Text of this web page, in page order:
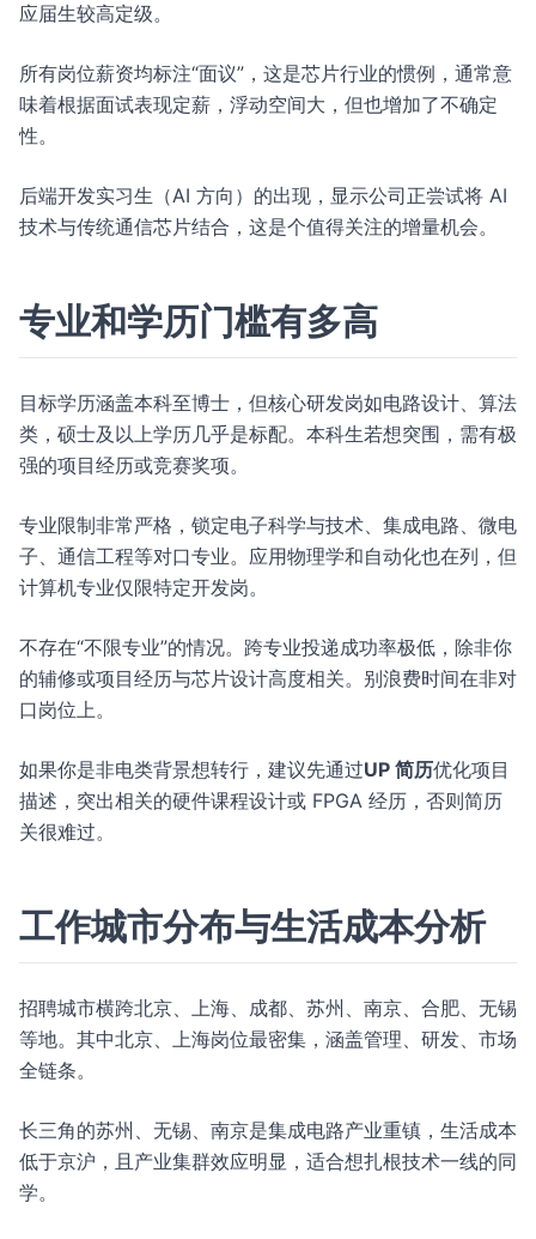
应届生较高定级。
所有岗位薪资均标注“面议”，这是芯片行业的惯例，通常意
味着根据面试表现定薪，浮动空间大，但也增加了不确定
性。
后端开发实习生（AI 方向）的出现，显示公司正尝试将 AI
技术与传统通信芯片结合，这是个值得关注的增量机会。
专业和学历门槛有多高
目标学历涵盖本科至博士，但核心研发岗如电路设计、算法
类，硕士及以上学历几乎是标配。本科生若想突围，需有极
强的项目经历或竞赛奖项。
专业限制非常严格，锁定电子科学与技术、集成电路、微电
子、通信工程等对口专业。应用物理学和自动化也在列，但
计算机专业仅限特定开发岗。
不存在“不限专业”的情况。跨专业投递成功率极低，除非你
的辅修或项目经历与芯片设计高度相关。别浪费时间在非对
口岗位上。
如果你是非电类背景想转行，建议先通过UP 简历优化项目
描述，突出相关的硬件课程设计或 FPGA 经历，否则简历
关很难过。
工作城市分布与生活成本分析
招聘城市横跨北京、上海、成都、苏州、南京、合肥、无锡
等地。其中北京、上海岗位最密集，涵盖管理、研发、市场
全链条。
长三角的苏州、无锡、南京是集成电路产业重镇，生活成本
低于京沪，且产业集群效应明显，适合想扎根技术一线的同
学。